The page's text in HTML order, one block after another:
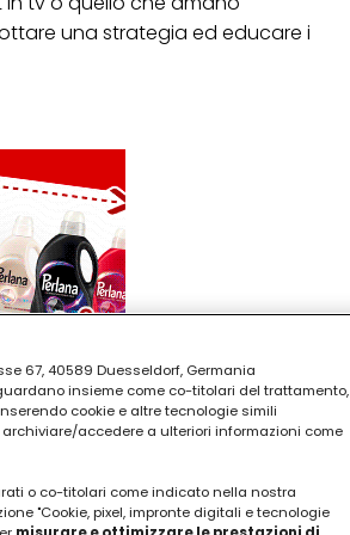
una strategia ed educare i
67, 40589 Duesseldorf, Germania
insieme come co-titolari del trattamento,
cookie e altre tecnologie simili
accedere a ulteriori informazioni come
o co-titolari come indicato nella nostra
"Cookie, pixel, impronte digitali e tecnologie